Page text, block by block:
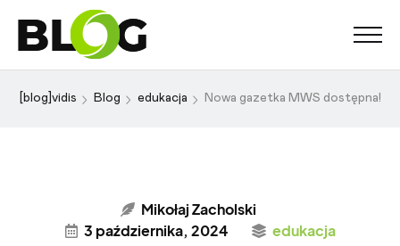
[blog]vidis Blog edukacja Nowa gazetka MWS dostępna!
Mikołaj Zacholski
3 października, 2024
edukacja